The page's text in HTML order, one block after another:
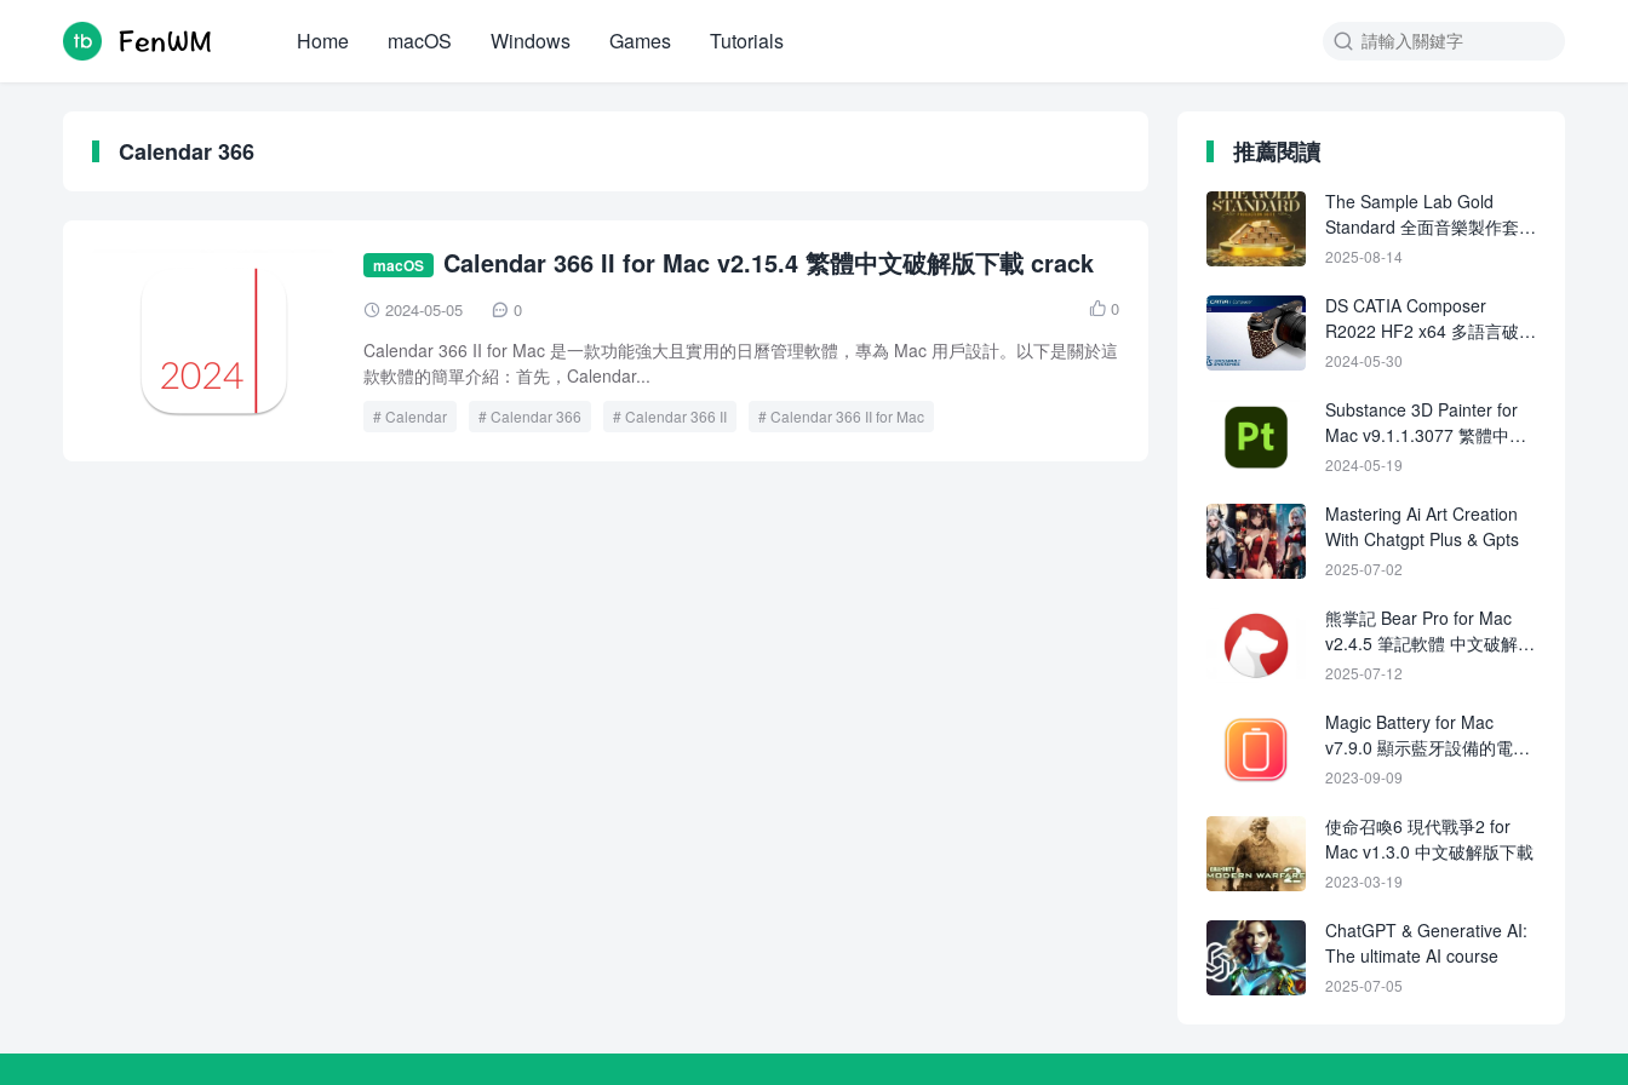

Home macOS Windows Games Tutorials
Calendar 366
macOS Calendar 366 II for Mac v2.15.4 繁體中文破解版下載 crack
 2024-05-05  0  0
Calendar 366 II for Mac 是一款功能強大且實用的日曆管理軟體，專為 Mac 用戶設計。以下是關於這
款軟體的簡單介紹：首先，Calendar...
Calendar Calendar 366 Calendar 366 II Calendar 366 II for Mac
推薦閱讀
The Sample Lab Gold
Standard 全面音樂製作套裝
｜取樣包、MIDI、鼓組音色
2025-08-14
DS CATIA Composer
R2022 HF2 x64 多語言破解
版下載 crack
2024-05-30
Substance 3D Painter for
Mac v9.1.1.3077 繁體中文
激活版下載
2024-05-19
Mastering Ai Art Creation
With Chatgpt Plus & Gpts
2025-07-02
熊掌記 Bear Pro for Mac
v2.4.5 筆記軟體 中文破解版
下載
2025-07-12
Magic Battery for Mac
v7.9.0 顯示藍牙設備的電量
破解版下載
2023-09-09
使命召喚6 現代戰爭2 for
Mac v1.3.0 中文破解版下載
2023-03-19
ChatGPT & Generative AI:
The ultimate AI course
2025-07-05